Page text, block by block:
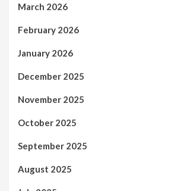
March 2026
February 2026
January 2026
December 2025
November 2025
October 2025
September 2025
August 2025